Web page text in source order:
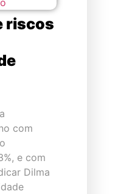
riscos
com
e com
Dilma